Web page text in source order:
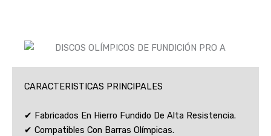
CARACTERISTICAS PRINCIPALES
✔ Fabricados En Hierro Fundido De Alta Resistencia.
✔ Compatibles Con Barras Olímpicas.